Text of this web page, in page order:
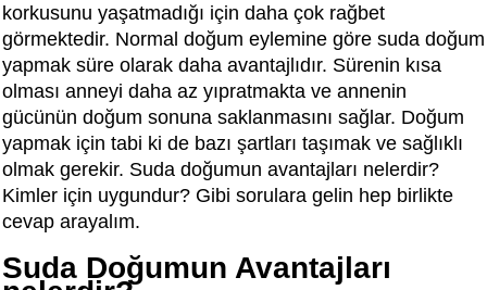
korkusunu yaşatmadığı için daha çok rağbet
görmektedir. Normal doğum eylemine göre suda doğum
yapmak süre olarak daha avantajlıdır. Sürenin kısa
olması anneyi daha az yıpratmakta ve annenin
gücünün doğum sonuna saklanmasını sağlar. Doğum
yapmak için tabi ki de bazı şartları taşımak ve sağlıklı
olmak gerekir. Suda doğumun avantajları nelerdir?
Kimler için uygundur? Gibi sorulara gelin hep birlikte
cevap arayalım.
Suda Doğumun Avantajları